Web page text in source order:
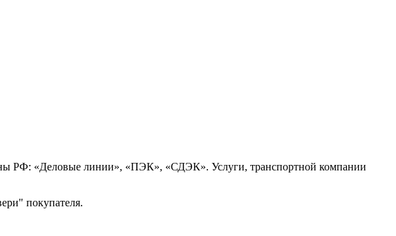
РФ: «Деловые линии», «ПЭК», «СДЭК». Услуги, транспортной компании
покупателя.